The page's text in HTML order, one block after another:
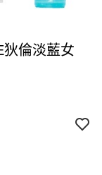
狄倫淡藍女